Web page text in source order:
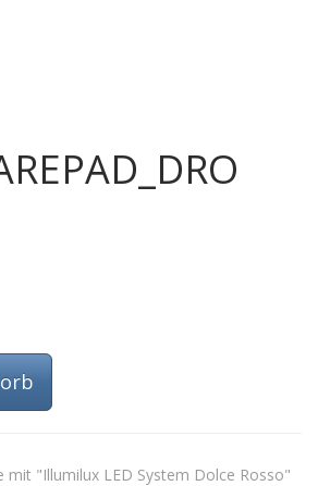
mit "Illumilux LED System Dolce Rosso"